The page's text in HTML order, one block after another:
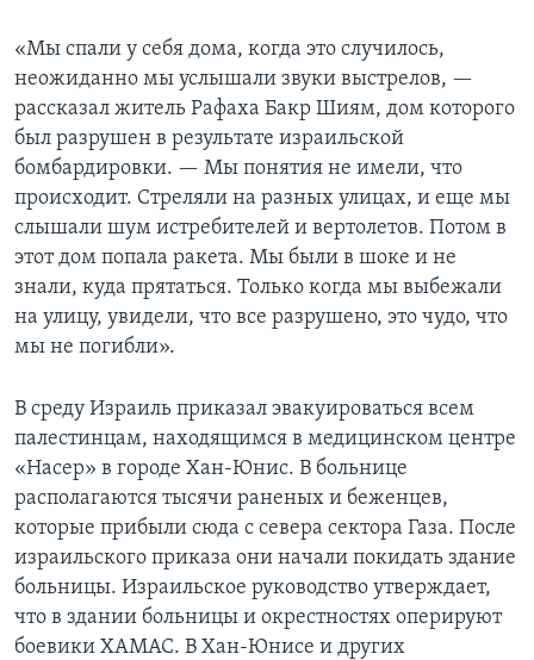
«Мы спали у себя дома, когда это случилось,
неожиданно мы услышали звуки выстрелов, —
рассказал житель Рафаха Бакр Шиям, дом которого
был разрушен в результате израильской
бомбардировки. — Мы понятия не имели, что
происходит. Стреляли на разных улицах, и еще мы
слышали шум истребителей и вертолетов. Потом в
этот дом попала ракета. Мы были в шоке и не
знали, куда прятаться. Только когда мы выбежали
на улицу, увидели, что все разрушено, это чудо, что
мы не погибли».
В среду Израиль приказал эвакуироваться всем
палестинцам, находящимся в медицинском центре
«Насер» в городе Хан-Юнис. В больнице
располагаются тысячи раненых и беженцев,
которые прибыли сюда с севера сектора Газа. После
израильского приказа они начали покидать здание
больницы. Израильское руководство утверждает,
что в здании больницы и окрестностях оперируют
боевики ХАМАС. В Хан-Юнисе и других